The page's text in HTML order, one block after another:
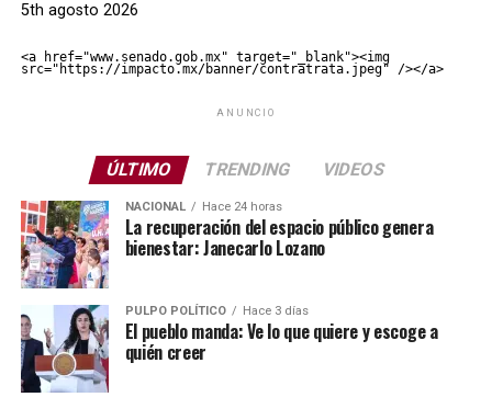
5th agosto 2026
<a href="www.senado.gob.mx" target="_blank"><img
src="https://impacto.mx/banner/contratrata.jpeg" /></a>
ANUNCIO
ÚLTIMO TRENDING VIDEOS
NACIONAL Hace 24 horas
La recuperación del espacio público genera
bienestar: Janecarlo Lozano
PULPO POLÍTICO Hace 3 días
El pueblo manda: Ve lo que quiere y escoge a
quién creer